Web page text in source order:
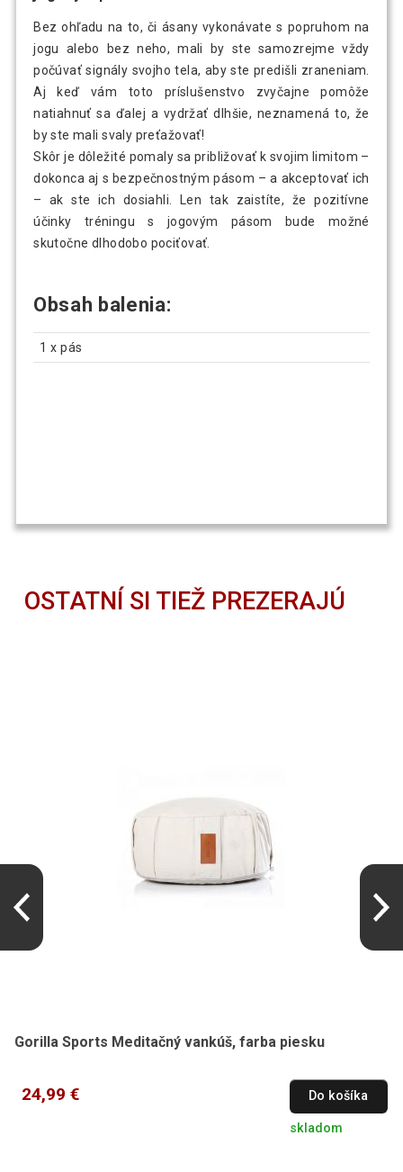
Bez ohľadu na to, či ásany vykonávate s popruhom na
jogu alebo bez neho, mali by ste samozrejme vždy
počúvať signály svojho tela, aby ste predišli zraneniam.
Aj keď vám toto príslušenstvo zvyčajne pomôže
natiahnuť sa ďalej a vydržať dlhšie, neznamená to, že
by ste mali svaly preťažovať!
Skôr je dôležité pomaly sa približovať k svojim limitom –
dokonca aj s bezpečnostným pásom – a akceptovať ich
– ak ste ich dosiahli. Len tak zaistíte, že pozitívne
účinky tréningu s jogovým pásom bude možné
skutočne dlhodobo pociťovať.
Obsah balenia:
1 x pás
OSTATNÍ SI TIEŽ PREZERAJÚ
Gorilla Sports Meditačný vankúš, farba piesku
24,99 € Do košíka
skladom